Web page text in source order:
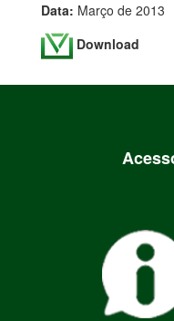
Data: Março de 2013
Download